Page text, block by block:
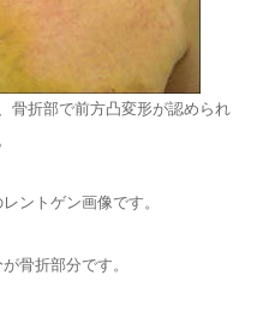
骨折部で前方凸変形が認められ
ントゲン画像です。
骨折部分です。